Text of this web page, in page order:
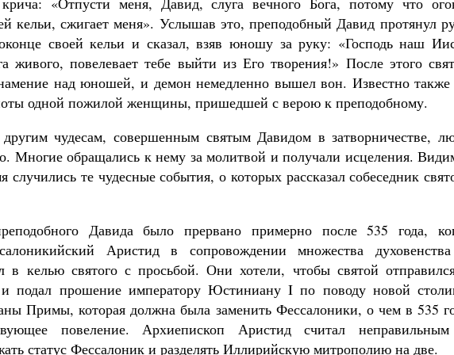
кельи, сжигает меня». Услышав это, преподобный Давид протянул
своей кельи и сказал, взяв юношу за руку: «Господь наш
живого, повелевает тебе выйти из Его творения!» После этого
над юношей, и демон немедленно вышел вон. Известно
одной пожилой женщины, пришедшей с верою к преподобному.
чудесам, совершенным святым Давидом в затворничестве,
Многие обращались к нему за молитвой и получали исцеления.
случились те чудесные события, о которых рассказал собеседник
Давида было прервано примерно после 535 года,
Аристид в сопровождении множества
келью святого с просьбой. Они хотели, чтобы святой
и подал прошение императору Юстиниану I по поводу новой
Примы, которая должна была заменить Фессалоники, о чем в 535
повеление. Архиепископ Аристид считал
статус Фессалоник и разделять Иллирийскую митрополию на две.